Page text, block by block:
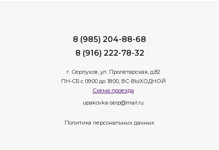
8 (985) 204-88-68
8 (916) 222-78-32
г. Серпухов, ул. Пролетарская, д.82
ПН-СБ с 09:00 до 18:00, ВС-ВЫХОДНОЙ
Схема проезда
upakovka-serp@mail.ru
Политика персональных данных